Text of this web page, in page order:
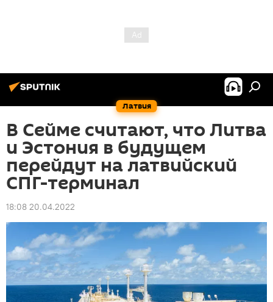
Латвия
В Сейме считают, что Литва
и Эстония в будущем
перейдут на латвийский
СПГ-терминал
18:08 20.04.2022